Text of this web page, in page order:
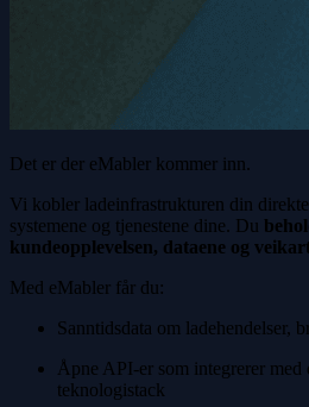
Det er der eMabler kommer inn.
Vi kobler ladeinfrastrukturen din
systemene og tjenestene dine. Du
kundeopplevelsen, dataene og
Med eMabler får du:
Sanntidsdata om ladehendelser,
Åpne API-er som integrerer med
teknologistack